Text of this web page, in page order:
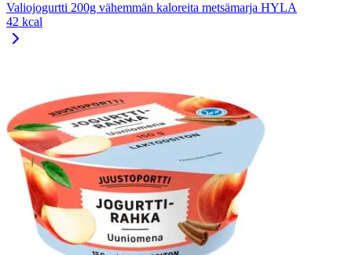
Valiojogurtti 200g vähemmän kaloreita metsämarja HYLA
42 kcal